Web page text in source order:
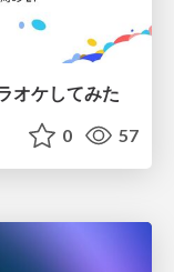
オケしてみた
0 57